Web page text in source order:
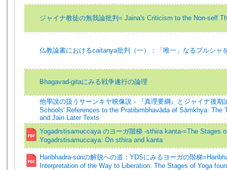
ジャイナ教徒の無我論批判= Jaina's Criticism to the Non-self
仏教論書におけるcaitanya批判（一）：「唯一」なるプルシャ
Bhagavad-gitaにみる戦争遂行の論理
他學說の扱うサーンキヤ映像說 - 『真理要綱』とジャイナ後期
Schools' References to the Pratibimbhavāda of Sāṃkhya: The
and Jain Later Texts
Yogadrstisamuccaya のヨーガ階梯 -sthira kanta-=The Stages
Yogadrstisamuccaya: On sthira and kanta
Haribhadra-sūriの解脱への道：YDSにみるヨーガの階梯
Interpretation of the Way to Liberation: The Stages of Yoga